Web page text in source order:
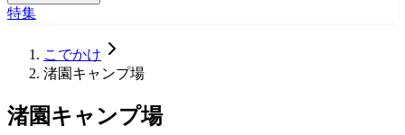
特集
こでかけ
渚園キャンプ場
渚園キャンプ場